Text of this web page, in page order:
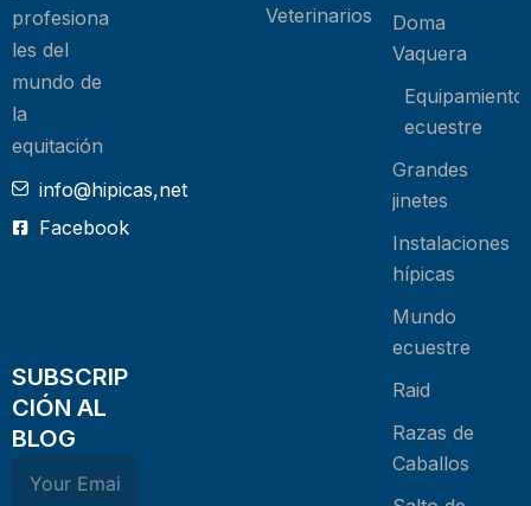
profesiona
les del
mundo de
la
equitación
info@hipicas,net
Facebook
SUBSCRIP
CIÓN AL
BLOG
Veterinarios
Doma
Vaquera
Equipamiento
ecuestre
Grandes
jinetes
Instalaciones
hípicas
Mundo
ecuestre
Raid
Razas de
Caballos